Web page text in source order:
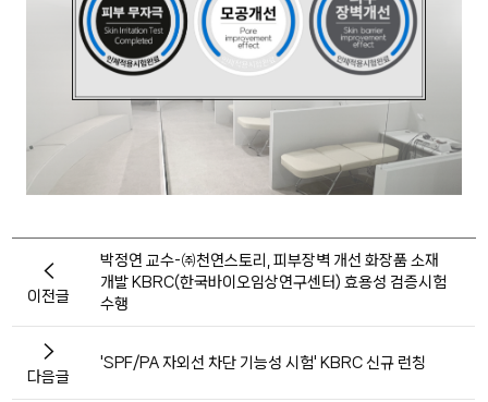
이전글
박정연 교수-㈜천연스토리, 피부장벽 개선 화장품 소재
개발 KBRC(한국바이오임상연구센터) 효용성 검증시험
수행
다음글
'SPF/PA 자외선 차단 기능성 시험' KBRC 신규 런칭